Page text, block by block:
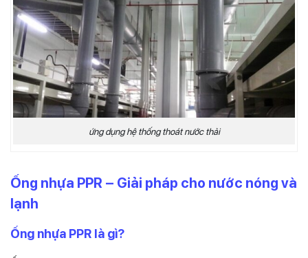
ứng dụng hệ thống thoát nước thải
Ống nhựa PPR – Giải pháp cho nước nóng và
lạnh
Ống nhựa PPR là gì?